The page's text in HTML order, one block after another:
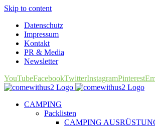
Skip to content
Datenschutz
Impressum
Kontakt
PR & Media
Newsletter
YouTubeFacebookTwitterInstagramPinterest
CAMPING
Packlisten
CAMPING